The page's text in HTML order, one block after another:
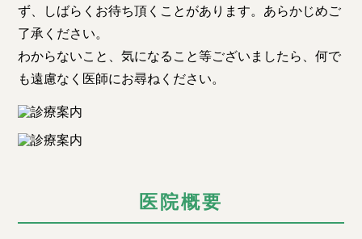
ず、しばらくお待ち頂くことがあります。あらかじめご
了承ください。
わからないこと、気になること等ございましたら、何で
も遠慮なく医師にお尋ねください。
医院概要